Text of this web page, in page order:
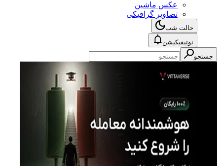
عکس ماشین
تصاویر گرافیکی
حالت شب
نوتیفیکیشن
جستجو